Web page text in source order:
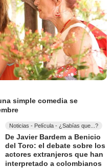
simple comedia se
Noticias - Película - ¿Sabías que...?
De Javier Bardem a Benicio
del Toro: el debate sobre los
actores extranjeros que han
interpretado a colombianos